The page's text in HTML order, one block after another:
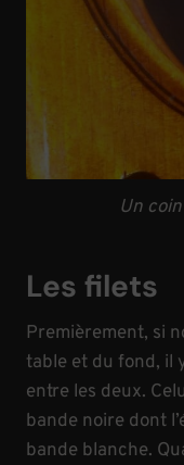
Un
Les filets
Premièrement, si
table et du fond, il
entre les deux.
bande noire dont
bande blanche.